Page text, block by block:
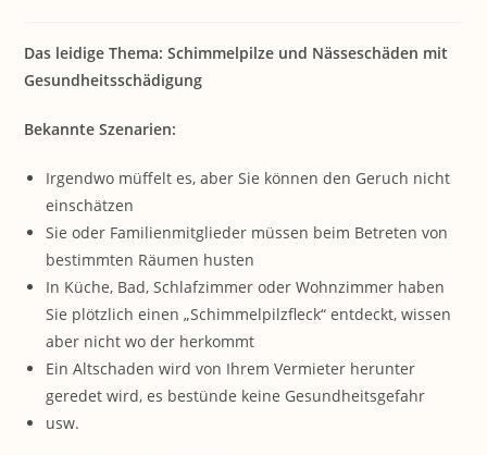
Das leidige Thema: Schimmelpilze und Nässeschäden mit
Gesundheitsschädigung
Bekannte Szenarien:
Irgendwo müffelt es, aber Sie können den Geruch nicht
einschätzen
Sie oder Familienmitglieder müssen beim Betreten von
bestimmten Räumen husten
In Küche, Bad, Schlafzimmer oder Wohnzimmer haben
Sie plötzlich einen „Schimmelpilzfleck“ entdeckt, wissen
aber nicht wo der herkommt
Ein Altschaden wird von Ihrem Vermieter herunter
geredet wird, es bestünde keine Gesundheitsgefahr
usw.